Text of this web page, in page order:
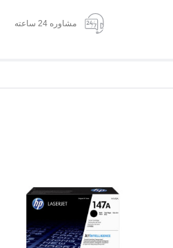
مشاوره 24 ساعته